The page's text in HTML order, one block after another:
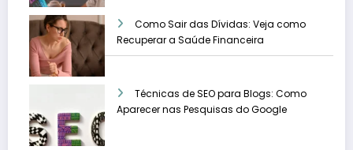
Como Sair das Dívidas: Veja como
Recuperar a Saúde Financeira
Técnicas de SEO para Blogs: Como
Aparecer nas Pesquisas do Google